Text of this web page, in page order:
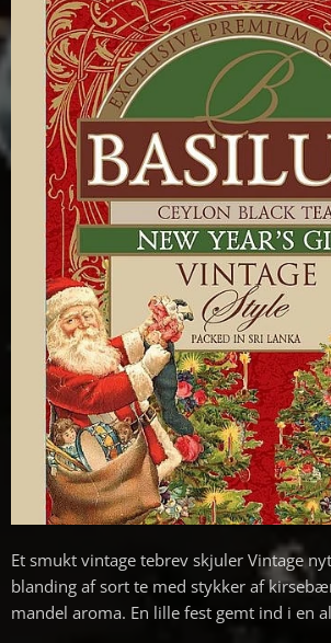
Et smukt vintage tebrev skjuler Vintage
blanding af sort te med stykker af
mandel aroma. En lille fest gemt ind i en